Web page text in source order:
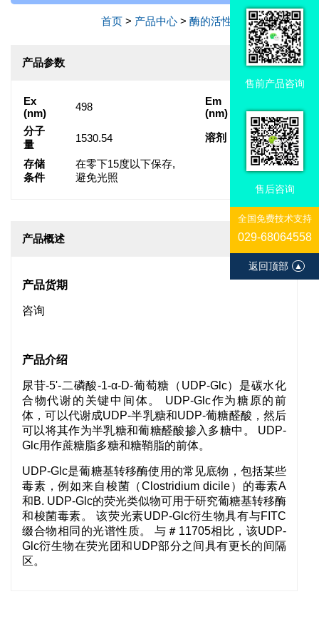
首页 > 产品中心 >酶的活性检测>转移酶
产品参数
Ex
(nm)
498
Em
(nm)
517
分子
量
1530.54 溶剂 Water
存储
条件
在零下15度以下保存,
避免光照
产品概述
产品货期
咨询
产品介绍
尿苷-5'-二磷酸-1-α-D-葡萄糖（UDP-Glc）是碳水化
合物代谢的关键中间体。 UDP-Glc作为糖原的前
体，可以代谢成UDP-半乳糖和UDP-葡糖醛酸，然后
可以将其作为半乳糖和葡糖醛酸掺入多糖中。 UDP-
Glc用作蔗糖脂多糖和糖鞘脂的前体。
UDP-Glc是葡糖基转移酶使用的常见底物，包括某些
毒素，例如来自梭菌（Clostridium dicile）的毒素A
和B. UDP-Glc的荧光类似物可用于研究葡糖基转移酶
和梭菌毒素。 该荧光素UDP-Glc衍生物具有与FITC
缀合物相同的光谱性质。 与＃11705相比，该UDP-
Glc衍生物在荧光团和UDP部分之间具有更长的间隔
区。
售前产品咨询
售后咨询
全国免费技术支持
029-68064558
返回顶部 ▲